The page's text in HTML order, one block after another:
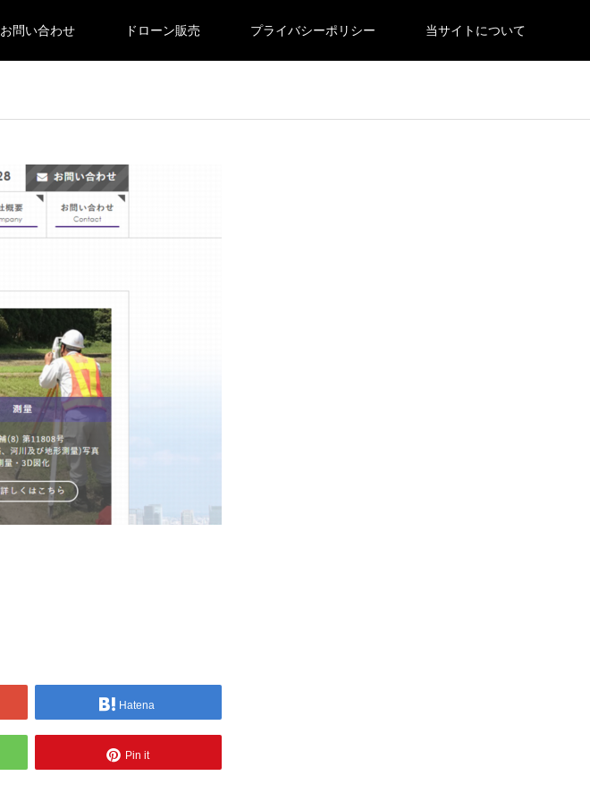
お問い合わせ ドローン販売 プライバシーポリシー 当サイトについて
Hatena
Pin it